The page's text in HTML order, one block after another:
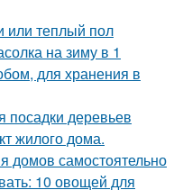
или теплый пол
на зиму в 1
для хранения в
посадки деревьев
жилого дома.
домов самостоятельно
10 овощей для